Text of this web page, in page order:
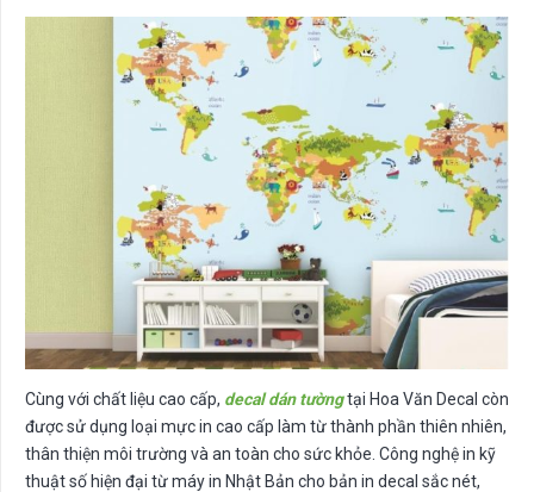
Cùng với chất liệu cao cấp, decal dán tườngtại Hoa Văn Decal còn
được sử dụng loại mực in cao cấp làm từ thành phần thiên nhiên,
thân thiện môi trường và an toàn cho sức khỏe. Công nghệ in kỹ
thuật số hiện đại từ máy in Nhật Bản cho bản in decal sắc nét,